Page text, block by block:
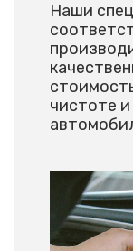
Наши
чистоте